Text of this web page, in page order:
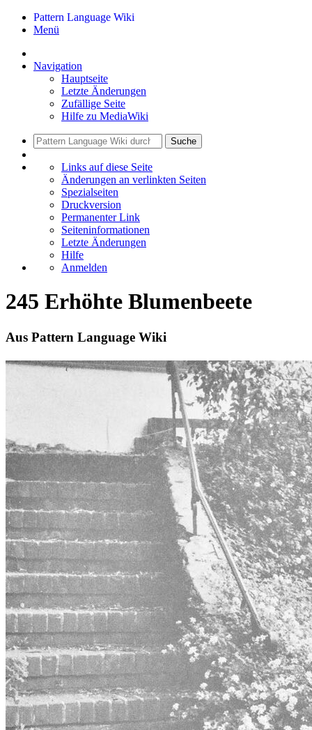
Pattern Language Wiki
Menü
Navigation
Hauptseite
Letzte Änderungen
Zufällige Seite
Hilfe zu MediaWiki
Suche
Links auf diese Seite
Änderungen an verlinkten Seiten
Spezialseiten
Druckversion
Permanenter Link
Seiten­informationen
Letzte Änderungen
Hilfe
Anmelden
245 Erhöhte Blumenbeete
Aus Pattern Language Wiki